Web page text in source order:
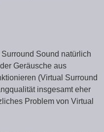
Sound natürlich
Geräusche aus
(Virtual Surround
insgesamt eher
Problem von Virtual